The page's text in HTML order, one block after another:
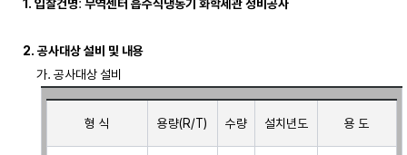
1. 입찰건명: 무역센터 흡수식냉동기 화학세관 정비공사
2. 공사대상 설비 및 내용
형 식 용량(R/T) 수량 설치년도 용 도